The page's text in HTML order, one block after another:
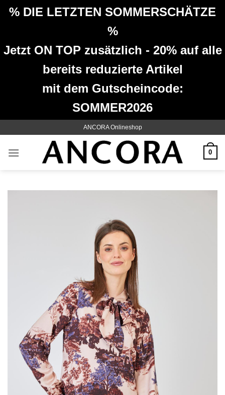
% DIE LETZTEN SOMMERSCHÄTZE
%
Jetzt ON TOP zusätzlich - 20% auf alle
bereits reduzierte Artikel
mit dem Gutscheincode:
SOMMER2026
springen
ANCORA Onlineshop
0